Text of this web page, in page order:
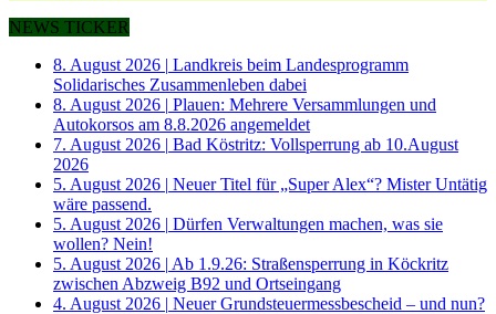
NEWS TICKER
8. August 2026 | Landkreis beim Landesprogramm
Solidarisches Zusammenleben dabei
8. August 2026 | Plauen: Mehrere Versammlungen und
Autokorsos am 8.8.2026 angemeldet
7. August 2026 | Bad Köstritz: Vollsperrung ab 10.August
2026
5. August 2026 | Neuer Titel für „Super Alex“? Mister Untätig
wäre passend.
5. August 2026 | Dürfen Verwaltungen machen, was sie
wollen? Nein!
5. August 2026 | Ab 1.9.26: Straßensperrung in Köckritz
zwischen Abzweig B92 und Ortseingang
4. August 2026 | Neuer Grundsteuermessbescheid – und nun?